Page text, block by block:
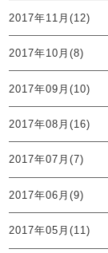
2017年11月(12)
2017年10月(8)
2017年09月(10)
2017年08月(16)
2017年07月(7)
2017年06月(9)
2017年05月(11)